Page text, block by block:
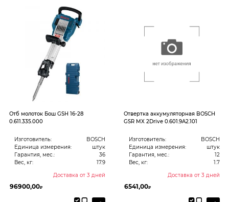
Отб молоток Бош GSH 16-28
0.611.335.000
Изготовитель:
BOSCH
Единица измерения:
штук
Гарантия, мес.:
36
Вес, кг:
17.9
Доставка от 3 дней
96900,00₽
Отвертка аккумуляторная BOSCH
GSR MX 2Drive 0.601.9A2.101
Изготовитель:
BOSCH
Единица измерения:
штук
Гарантия, мес.:
12
Вес, кг:
1.7
Доставка от 3 дней
6541,00₽